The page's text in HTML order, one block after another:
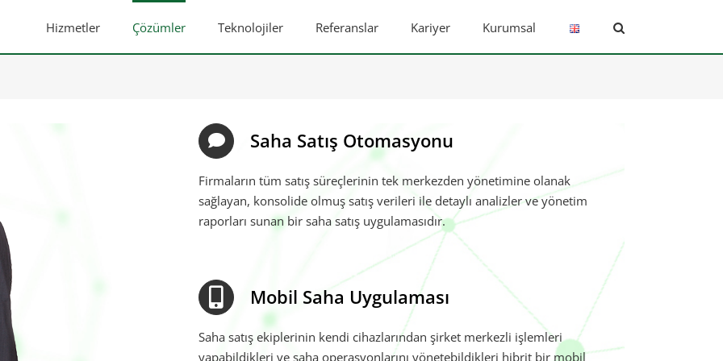
Hizmetler Çözümler Teknolojiler Referanslar Kariyer Kurumsal
Saha Satış Otomasyonu
Firmaların tüm satış süreçlerinin tek merkezden yönetimine olanak
sağlayan, konsolide olmuş satış verileri ile detaylı analizler ve yönetim
raporları sunan bir saha satış uygulamasıdır.
Mobil Saha Uygulaması
Saha satış ekiplerinin kendi cihazlarından şirket merkezli işlemleri
yapabildikleri ve saha operasyonlarını yönetebildikleri hibrit bir mobil